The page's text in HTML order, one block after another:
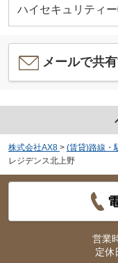
ハイセキュリティ
メールで共
株式会社AX8 > (賃貸)路線・
レジデンス北上野
営業
定休